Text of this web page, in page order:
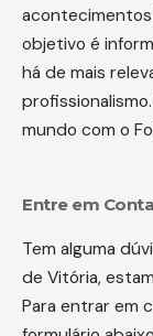
acontecimentos
objetivo é
há de mais
mundo com o
Entre em
Tem alguma
de Vitória,
Para entrar em